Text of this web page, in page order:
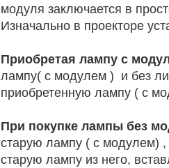
модуля заключается в
Изначально в проекторе
Приобретая лампу с
лампу( с модулем ) и без
приобретенную лампу ( с
При покупке лампы без
старую лампу ( с модулем) ,
старую лампу из него,